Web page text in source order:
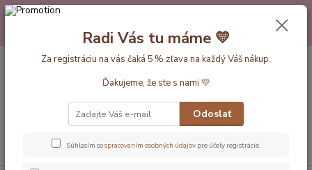
Máte nejakú otázku alebo váhate s výberom? Neváhajte a zavolajte
pokojne aj večer alebo cez víkend. Sme tu pre Vás.💛 Petra a babička
Monička
EUR
Hľadať
+420 777 610 855
Radi Vás tu máme 💛
Za registráciu na vás čaká 5 % zľava na každý Váš nákup.
Ďakujeme, že ste s nami 💛
Odoslať
Súhlasím sospracovaním osobných údajov pre účely registrácie.